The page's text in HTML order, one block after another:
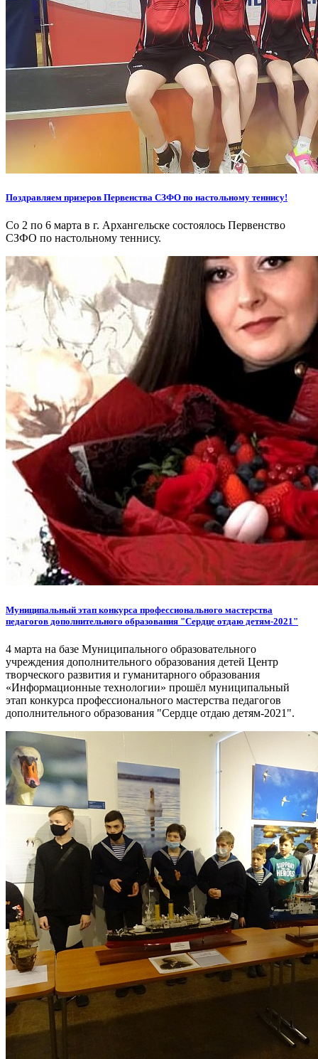
Поздравляем призеров Первенства СЗФО по настольному теннису!
Со 2 по 6 марта в г. Архангельске состоялось Первенство
СЗФО по настольному теннису.
Муниципальный этап конкурса профессионального мастерства
педагогов дополнительного образования "Сердце отдаю детям-2021"
4 марта на базе Муниципального образовательного
учреждения дополнительного образования детей Центр
творческого развития и гуманитарного образования
«Информационные технологии» прошёл муниципальный
этап конкурса профессионального мастерства педагогов
дополнительного образования "Сердце отдаю детям-2021".